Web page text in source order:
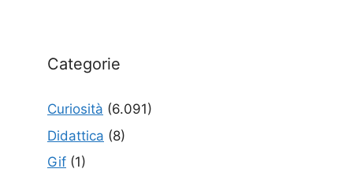
Categorie
Curiosità (6.091)
Didattica (8)
Gif (1)